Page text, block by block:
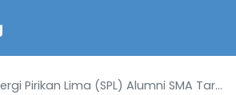
Lima (SPL) Alumni SMA Taruna Nusantara Angkatan V: Bergerak dalam Kebersamaan Menuju Indonesia Emas 2045